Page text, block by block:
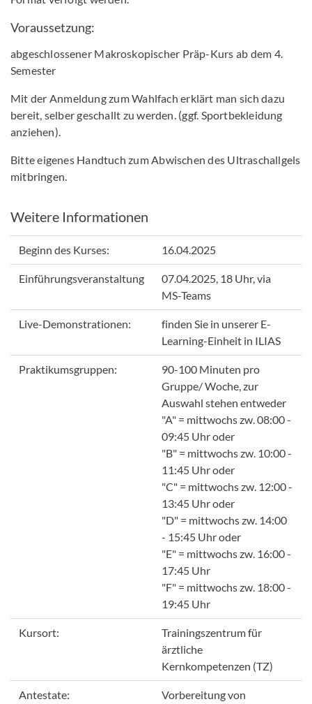
Voraussetzung:
abgeschlossener Makroskopischer Präp-Kurs ab dem 4.
Semester
Mit der Anmeldung zum Wahlfach erklärt man sich dazu
bereit, selber geschallt zu werden. (ggf. Sportbekleidung
anziehen).
Bitte eigenes Handtuch zum Abwischen des Ultraschallgels
mitbringen.
Weitere Informationen
Beginn des Kurses: 16.04.2025
Einführungsveranstaltung
07.04.2025, 18 Uhr, via
MS-Teams
Live-Demonstrationen:
finden Sie in unserer E-
Learning-Einheit in ILIAS
Praktikumsgruppen:
90-100 Minuten pro
Gruppe/ Woche, zur
Auswahl stehen entweder
"A" = mittwochs zw. 08:00 -
09:45 Uhr oder
"B" = mittwochs zw. 10:00 -
11:45 Uhr oder
"C" = mittwochs zw. 12:00 -
13:45 Uhr oder
"D" = mittwochs zw. 14:00
- 15:45 Uhr oder
"E" = mittwochs zw. 16:00 -
17:45 Uhr
"F" = mittwochs zw. 18:00 -
19:45 Uhr
Kursort:
Trainingszentrum für
ärztliche
Kernkompetenzen (TZ)
Antestate:
Vorbereitung von